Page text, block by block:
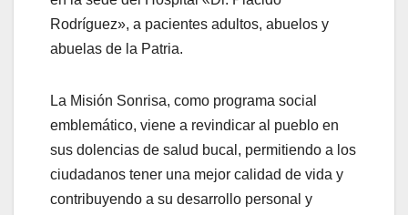
Rodríguez», a pacientes adultos, abuelos y
abuelas de la Patria.
La Misión Sonrisa, como programa social
emblemático, viene a revindicar al pueblo en
sus dolencias de salud bucal, permitiendo a los
ciudadanos tener una mejor calidad de vida y
contribuyendo a su desarrollo personal y